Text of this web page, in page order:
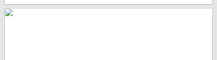
olabilir’